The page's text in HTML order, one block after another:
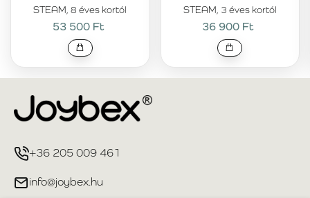
STEAM, 8 éves kortól
53 500 Ft
STEAM, 3 éves kortól
36 900 Ft
+36 205 009 461
info@joybex.hu